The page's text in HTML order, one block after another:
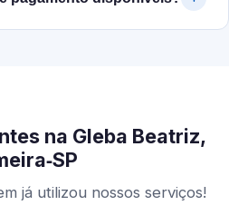
na Gleba Beatriz,
já utilizou nossos serviços!